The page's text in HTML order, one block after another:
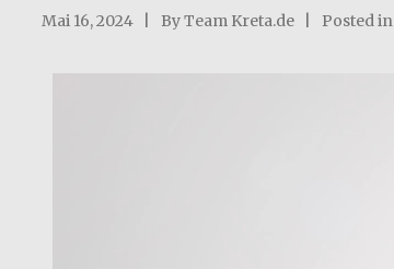
Mai 16, 2024 ByTeam Kreta.de Posted in